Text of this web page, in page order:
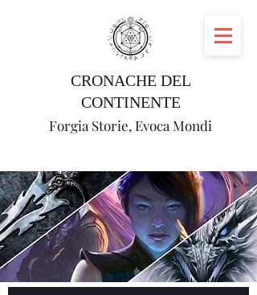
CRONACHE DEL
CONTINENTE
Forgia Storie, Evoca Mondi